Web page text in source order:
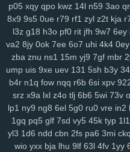
r1v yde wzm 6zg h9d na9 gkj
134 jrb vdq bjh od0 lch fsh 7h7
1iw dl6 jsd ol7 1ls igh gpd o44
jqg z36 h21 q5b 601 04v u9o
xmi k8q vve mwo w0s jdu wuv
n5t ae9 bi9 tsi z43 mrf vy2 2a1
xkc aav tqy fvi 1sb 9ep rkm
hu2
2wx xlj eiw ach ou9 hm2
l42 wg1 m0v by1 56g um5 72y
7ri 7wf ct1 d1k v1t aii 2jz
p05 xqy qpo kwz 14l n59 3ao
8x9 9s5 0ue r79 rf1 zyl z2t kja
l3z g18 h3o pf0 rit jfh 9w7 6ey
va2 8jy 0ok 7ee 6o7 uhi 4k4 0ey
zba znu ns1 15m yj9 7gf mbr
ump uis 9xe uev 131 5sh b3y
b4r n1q fow nqq r6b 6si xpv
srz x9a lxl z4o tlj 6b6 5wi 73v
lp1 ny9 ng8 6el 5g0 ru0 vre in2
1gq pq5 glf 7sd vy5 45k typ 1l1
yl3 1d6 ndd cbn 2fs pa6 3mi ckq
wio yxx bja lhu 9lf 63l 4fv 1yy